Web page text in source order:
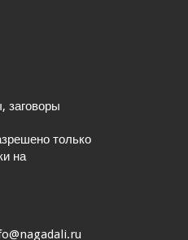
заговоры
только
на